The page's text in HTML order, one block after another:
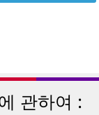
관하여 :